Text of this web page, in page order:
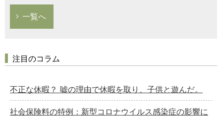
一覧へ
注目のコラム
不正な休暇？ 嘘の理由で休暇を取り、子供と遊んだ。
社会保険料の特例：新型コロナウイルス感染症の影響に